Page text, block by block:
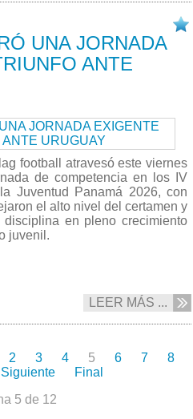
UNA JORNADA
ANTE
football atravesó este viernes
de competencia en los IV
Juventud Panamá 2026, con
el alto nivel del certamen y
en pleno crecimiento
juvenil.
LEER MÁS ...
2 3 4 5 6 7
8
Siguiente
Final
5 de 12